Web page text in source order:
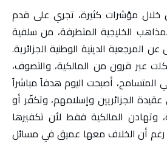
خلال مؤشرات كثيرة، تجري على قدم
الخليجية المتطرفة، من سلفية
المرجعية الدينية الوطنية الجزائرية.
عبر قرون من المالكية، والتصوف،
المتسامح، أصبحت اليوم هدفاً مباشراً
الجزائريين وإسلامهم، وتكفّر أو
وتهادن المالكية فقط لأن تكفيرها
رغم أن الخلاف معها عميق في مسائل